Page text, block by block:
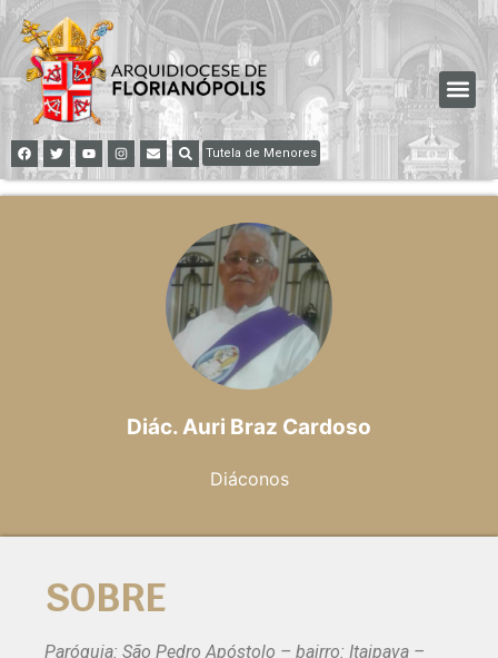
Tutela de Menores
Diác. Auri Braz Cardoso
Diáconos
SOBRE
Paróquia: São Pedro Apóstolo – bairro: Itaipava –